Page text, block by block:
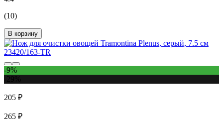
(10)
В корзину
-9%
205 ₽
265 ₽